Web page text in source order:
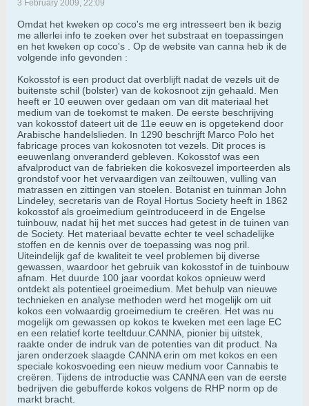
3 February 2009, 22:09
Omdat het kweken op coco's me erg intresseert ben ik bezig
me allerlei info te zoeken over het substraat en toepassingen
en het kweken op coco's . Op de website van canna heb ik de
volgende info gevonden :
Kokosstof is een product dat overblijft nadat de vezels uit de
buitenste schil (bolster) van de kokosnoot zijn gehaald. Men
heeft er 10 eeuwen over gedaan om van dit materiaal het
medium van de toekomst te maken. De eerste beschrijving
van kokosstof dateert uit de 11e eeuw en is opgetekend door
Arabische handelslieden. In 1290 beschrijft Marco Polo het
fabricage proces van kokosnoten tot vezels. Dit proces is
eeuwenlang onveranderd gebleven. Kokosstof was een
afvalproduct van de fabrieken die kokosvezel importeerden als
grondstof voor het vervaardigen van zeiltouwen, vulling van
matrassen en zittingen van stoelen. Botanist en tuinman John
Lindeley, secretaris van de Royal Hortus Society heeft in 1862
kokosstof als groeimedium geïntroduceerd in de Engelse
tuinbouw, nadat hij het met succes had getest in de tuinen van
de Society. Het materiaal bevatte echter te veel schadelijke
stoffen en de kennis over de toepassing was nog pril.
Uiteindelijk gaf de kwaliteit te veel problemen bij diverse
gewassen, waardoor het gebruik van kokosstof in de tuinbouw
afnam. Het duurde 100 jaar voordat kokos opnieuw werd
ontdekt als potentieel groeimedium. Met behulp van nieuwe
technieken en analyse methoden werd het mogelijk om uit
kokos een volwaardig groeimedium te creëren. Het was nu
mogelijk om gewassen op kokos te kweken met een lage EC
en een relatief korte teeltduur.CANNA, pionier bij uitstek,
raakte onder de indruk van de potenties van dit product. Na
jaren onderzoek slaagde CANNA erin om met kokos en een
speciale kokosvoeding een nieuw medium voor Cannabis te
creëren. Tijdens de introductie was CANNA een van de eerste
bedrijven die gebufferde kokos volgens de RHP norm op de
markt bracht.